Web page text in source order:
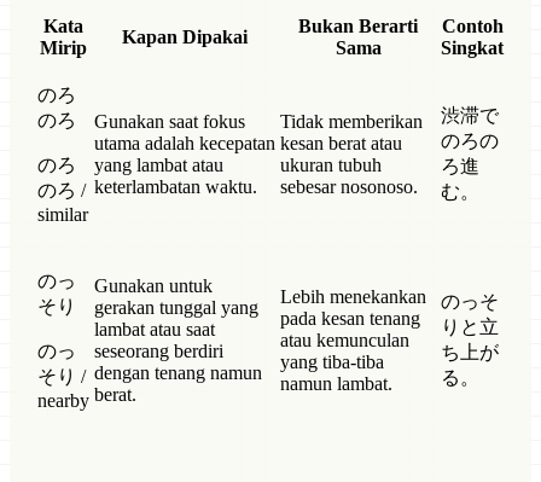
Kata
Mirip
Kapan Dipakai
Bukan Berarti
Sama
Contoh
Singkat
のろ
のろ
のろ
のろ /
similar
Gunakan saat fokus
utama adalah kecepatan
yang lambat atau
keterlambatan waktu.
Tidak memberikan
kesan berat atau
ukuran tubuh
sebesar nosonoso.
渋滞で
のろの
ろ進
む。
のっ
そり
のっ
そり /
nearby
Gunakan untuk
gerakan tunggal yang
lambat atau saat
seseorang berdiri
dengan tenang namun
berat.
Lebih menekankan
pada kesan tenang
atau kemunculan
yang tiba-tiba
namun lambat.
のっそ
りと立
ち上が
る。